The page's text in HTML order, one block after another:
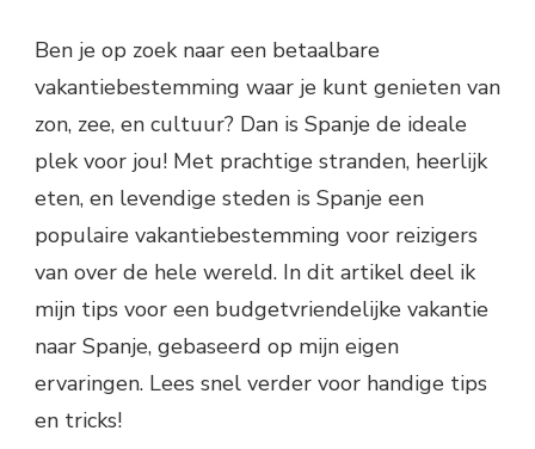
Ben je op zoek naar een betaalbare
vakantiebestemming waar je kunt genieten van
zon, zee, en cultuur? Dan is Spanje de ideale
plek voor jou! Met prachtige stranden, heerlijk
eten, en levendige steden is Spanje een
populaire vakantiebestemming voor reizigers
van over de hele wereld. In dit artikel deel ik
mijn tips voor een budgetvriendelijke vakantie
naar Spanje, gebaseerd op mijn eigen
ervaringen. Lees snel verder voor handige tips
en tricks!